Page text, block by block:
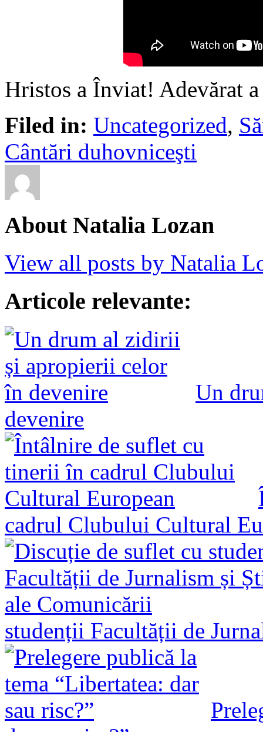
Hristos a Înviat! Adevărat
Filed in: Uncategorized,
Cântări duhovniceşti
About Natalia Lozan
View all posts by Natalia
Articole relevante:
Un
devenire
cadrul Clubului Cultural
studenții Facultății de